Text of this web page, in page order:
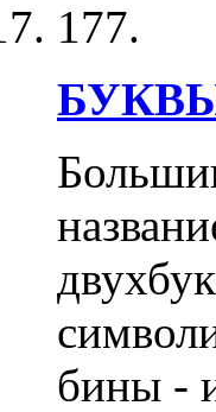
177.
бины -